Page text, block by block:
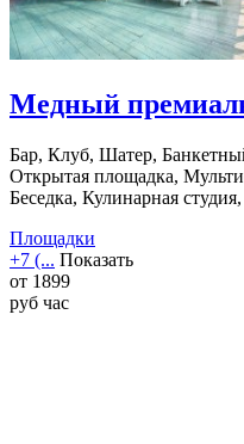
Медный
Бар, Клуб, Шатер,
Открытая площадка,
Беседка, Кулинарная
Площадки
+7 (... Показать
от 1899
руб час